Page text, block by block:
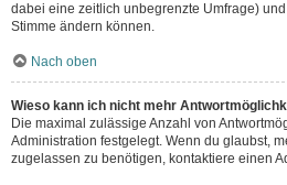
dabei eine zeitlich unbegrenzte Umfrage)
Stimme ändern können.
Nach oben
Wieso kann ich nicht mehr
Die maximal zulässige Anzahl von
Administration festgelegt. Wenn du glaubst,
zugelassen zu benötigen, kontaktiere einen